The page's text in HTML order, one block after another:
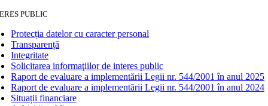
PUBLIC
Protecția datelor cu caracter personal
Transparență
Integritate
Solicitarea informaţiilor de interes public
Raport de evaluare a implementării Legii nr. 544/2001 în anul 2025
Raport de evaluare a implementării Legii nr. 544/2001 în anul 2024
Situații financiare